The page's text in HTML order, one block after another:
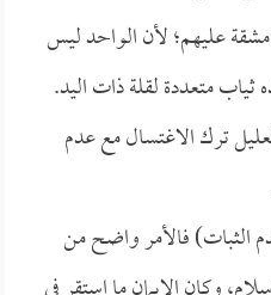
عليهم؛ لأن الواحد ليس
متعددة لقلة ذات اليد.
ترك الاغتسال مع عدم
الثبات) فالأمر واضح من